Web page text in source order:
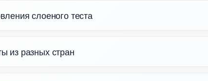
слоеного теста
из разных стран